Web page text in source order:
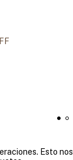
Esto nos